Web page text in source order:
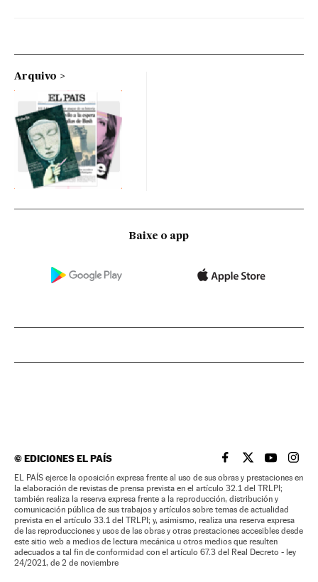
Arquivo
Baixe o app
©EDICIONES EL PAÍS EL PAÍS BRASIL EN
EL PAÍSEL PAÍS
EL
EL PAÍS ejerce la oposición expresa frente al uso de sus obras y prestaciones en
la elaboración de revistas de prensa prevista en el artículo 32.1 del TRLPI;
también realiza la reserva expresa frente a la reproducción, distribución y
comunicación pública de sus trabajos y artículos sobre temas de actualidad
prevista en el artículo 33.1 del TRLPI; y, asimismo, realiza una reserva expresa
de las reproducciones y usos de las obras y otras prestaciones accesibles desde
este sitio web a medios de lectura mecánica u otros medios que resulten
adecuados a tal fin de conformidad con el artículo 67.3 del Real Decreto - ley
24/2021, de 2 de noviembre